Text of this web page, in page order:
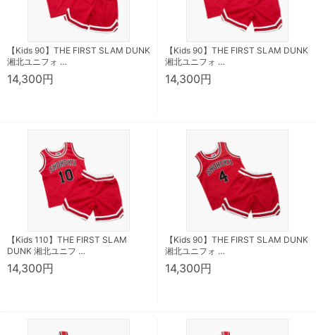
【Kids 90】THE FIRST SLAM DUNK
湘北ユニフォ …
14,300円
【Kids 90】THE FIRST SLAM DUNK
湘北ユニフォ …
14,300円
【Kids 110】THE FIRST SLAM
DUNK 湘北ユニフ …
14,300円
【Kids 90】THE FIRST SLAM DUNK
湘北ユニフォ …
14,300円